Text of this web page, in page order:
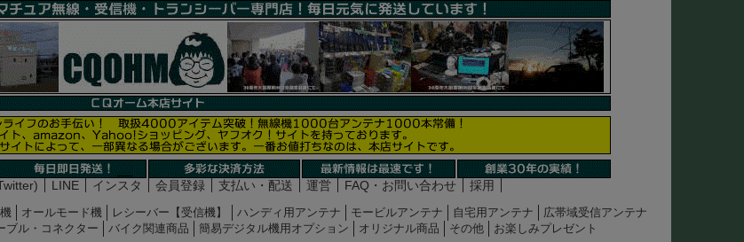
LINE インスタ 会員登録 支払い・配送 運営 FAQ・お問い合わせ 採用
オールモード機 レシーバー【受信機】 ハンディ用アンテナ モービルアンテナ 自宅用アンテナ
広帯域受信アンテナ
ブル・コネクター バイク関連商品 簡易デジタル機用オプション オリジナル商品 その他 お楽しみプレゼント